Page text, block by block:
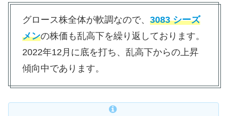
グロース株全体が軟調なので、 3083 シーズ
メンの株価も乱高下を繰り返しております。
2022年12月に底を打ち、乱高下からの上昇
傾向中であります。